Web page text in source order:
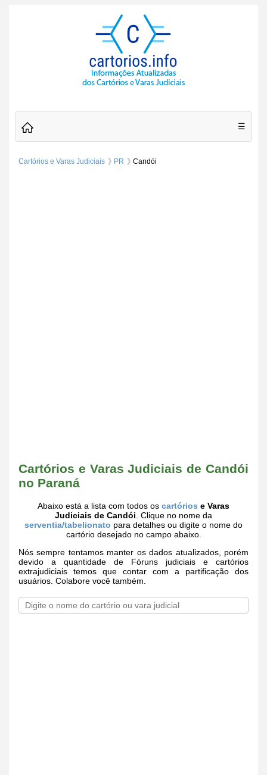
☰
Cartórios e Varas Judiciais PR Candói
Cartórios e Varas Judiciais de Candói
no Paraná
Abaixo está a lista com todos os cartórios e Varas
Judiciais de Candói . Clique no nome da
serventia/tabelionato para detalhes ou digite o nome do
cartório desejado no campo abaixo.
Nós sempre tentamos manter os dados atualizados, porém
devido a quantidade de Fóruns judiciais e cartórios
extrajudiciais temos que contar com a partificação dos
usuários. Colabore você também.